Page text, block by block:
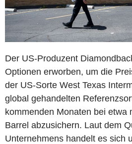
Der US-Produzent
Optionen erworben, um die
der US-Sorte West Texas
global gehandelten
kommenden Monaten bei etwa
Barrel abzusichern. Laut dem
Unternehmens handelt es sich